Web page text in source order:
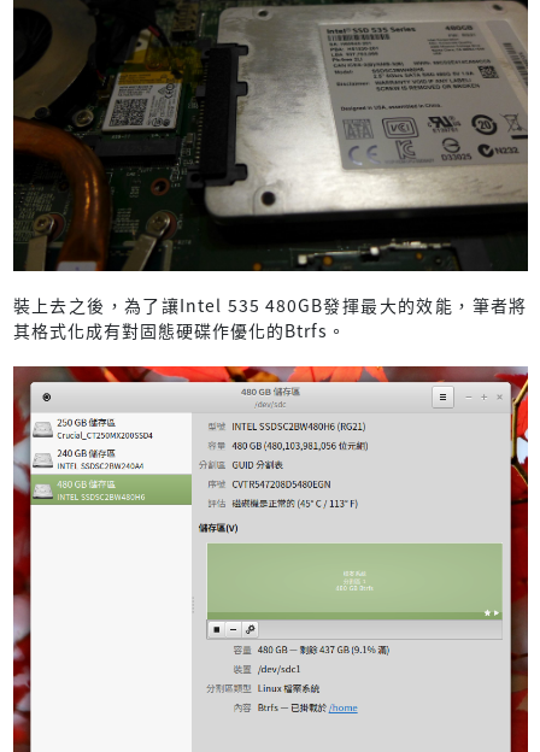
裝上去之後，為了讓Intel 535 480GB發揮最大的效能，筆者將
其格式化成有對固態硬碟作優化的Btrfs。